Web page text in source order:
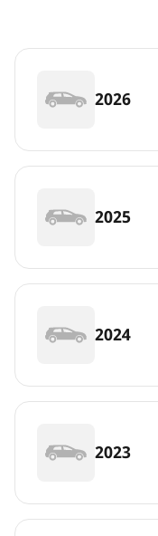
2026
2025
2024
2023